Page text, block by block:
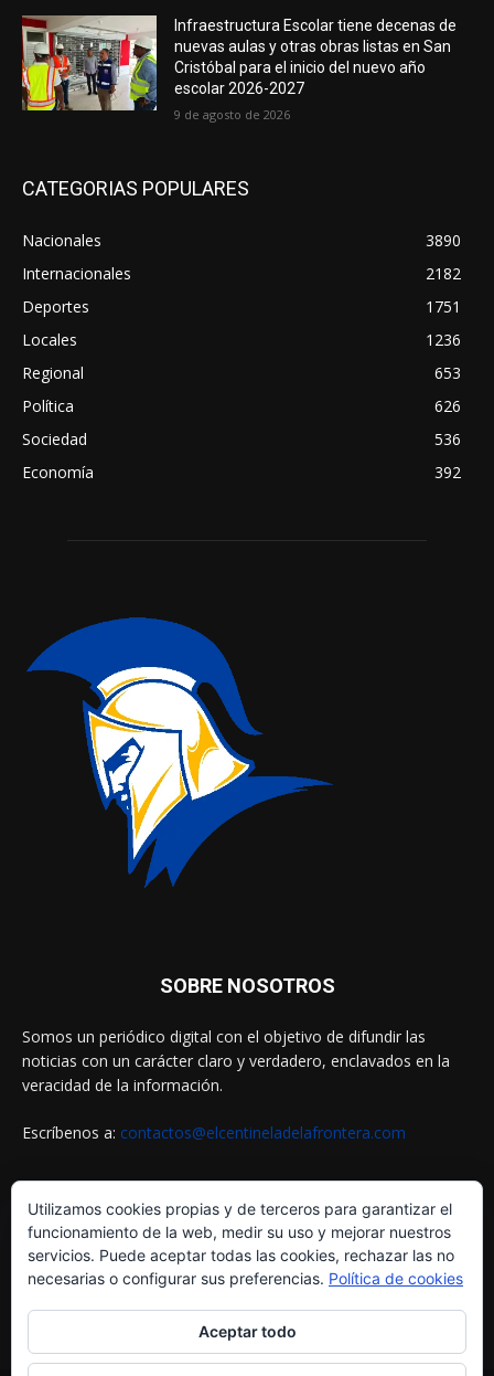
Infraestructura Escolar tiene decenas de
nuevas aulas y otras obras listas en San
Cristóbal para el inicio del nuevo año
escolar 2026-2027
9 de agosto de 2026
CATEGORIAS POPULARES
Nacionales
3890
Internacionales
2182
Deportes
1751
Locales
1236
Regional
653
Política
626
Sociedad
536
Economía
392
SOBRE NOSOTROS
Somos un periódico digital con el objetivo de difundir las
noticias con un carácter claro y verdadero, enclavados en la
veracidad de la información.
Escríbenos a: contactos@elcentineladelafrontera.com
SIGUENOS EN
Utilizamos cookies propias y de terceros para garantizar el
funcionamiento de la web, medir su uso y mejorar nuestros
servicios. Puede aceptar todas las cookies, rechazar las no
necesarias o configurar sus preferencias. Política de cookies
Aceptar todo